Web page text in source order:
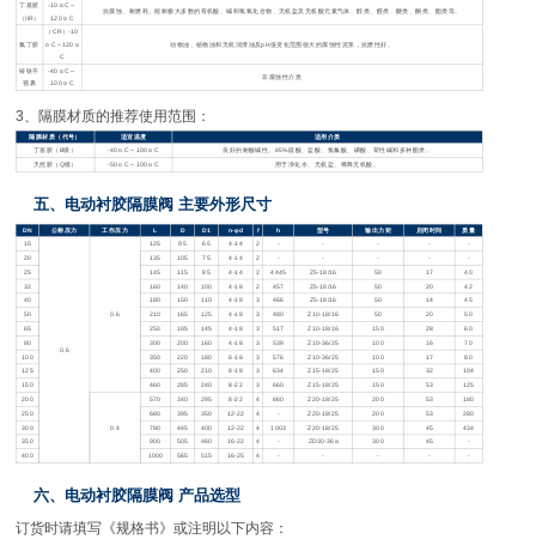
丁基胶
（IIR）
-10 o C～
120 o C
抗腐蚀、耐磨耗。能耐极大多数的有机酸、碱和氢氧化合物、无机盐及无机酸元素气体、醇类、醛类、醚类、酮类、酯类等。
氯丁胶
（CR）-10
o C～120 o
C
动物油、植物油和无机润滑油及pH值变化范围很大的腐蚀性泥浆，抗磨性好。
铸铁不
视裹
-40 o C～
100 o C
非腐蚀性介质
3、隔膜材质的推荐使用范围：
隔膜材质（代号） 适宜温度
适用介质
丁基胶（B级） -40 o C～100 o C 良好的耐酸碱性。85%硫酸、盐酸、氢氟酸、磷酸、荷性碱和多种酯类。
天然胶（ Q级） -50 o C～100 o C 用于净化水、无机盐、稀释无机酸。
五、电动衬胶隔膜阀 主要外形尺寸
DN 公称压力 工作压力 L D D1 n-φd f h 型号 输出力矩 启闭时间
质量
15
0.6
0.6
125 95 65 4-14 2 - - - - -
20 135 105 75 4-14 2 - - - - -
25 145 115 85 4-14 2 4445 Z5-18/16 50 17
40
32
160 140 100 4-18 2 457 Z5-18/16 50 20
42
40
180 150 110 4-18 3 466 Z5-18/16 50 14
45
50
210 165 125 4-18 3 480 Z10-18/16 50 20
50
65
250 185 145 4-18 3 517 Z10-18/16 150 28
60
80
300 200 160 4-18 3 539 Z10-36/25 100 16
70
100
350 220 180 8-18 3 576 Z10-36/25 100 17
80
125
400 250 210 8-18 3 634 Z15-18/25 150 32
104
150
460 285 240 8-22 3 660 Z15-18/25 150 53
125
200
0.4
570 340 295 8-22 4 860 Z20-18/25 200 53
180
250
680 395 350 12-22 4 - Z20-18/25 200 53
280
300
790 445 400 12-22 4 1003 Z20-18/25 300 45
434
350
900 505 460 16-22 4 - ZD30-36a 300 45
-
400
1000 565 515 16-25 4 - - - - -
六、电动衬胶隔膜阀 产品选型
订货时请填写《规格书》或注明以下内容：